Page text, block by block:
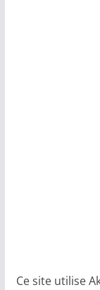
Ce site utilise